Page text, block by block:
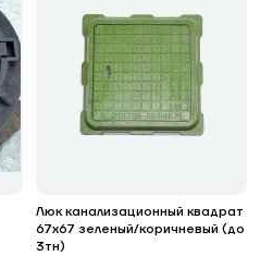
Люк канализационный квадрат
67х67 зеленый/коричневый (до
3тн)